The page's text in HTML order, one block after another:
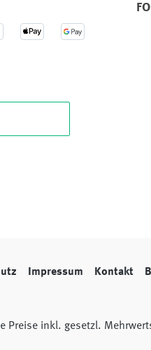
Impressum Kontakt
Preise inkl. gesetzl.